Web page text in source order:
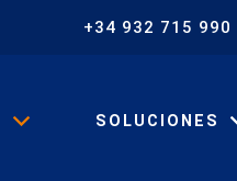
+34 932 715 990
SOLUCIONES